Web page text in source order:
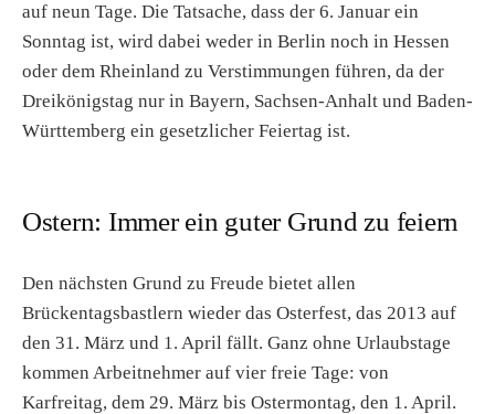
auf neun Tage. Die Tatsache, dass der 6. Januar ein
Sonntag ist, wird dabei weder in Berlin noch in Hessen
oder dem Rheinland zu Verstimmungen führen, da der
Dreikönigstag nur in Bayern, Sachsen-Anhalt und Baden-
Württemberg ein gesetzlicher Feiertag ist.
Ostern: Immer ein guter Grund zu feiern
Den nächsten Grund zu Freude bietet allen
Brückentagsbastlern wieder das Osterfest, das 2013 auf
den 31. März und 1. April fällt. Ganz ohne Urlaubstage
kommen Arbeitnehmer auf vier freie Tage: von
Karfreitag, dem 29. März bis Ostermontag, den 1. April.